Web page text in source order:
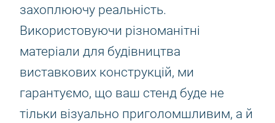
захоплюючу реальність.
Використовуючи різноманітні
матеріали для будівництва
виставкових конструкцій, ми
гарантуємо, що ваш стенд буде не
тільки візуально приголомшливим, а й